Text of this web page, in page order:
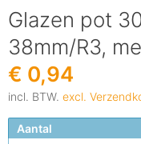
Glazen pot
38mm/R3,
€ 0,94
incl. BTW. excl.
Aantal